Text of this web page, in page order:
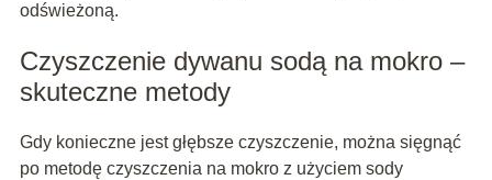
odświeżoną.
Czyszczenie dywanu sodą na mokro –
skuteczne metody
Gdy konieczne jest głębsze czyszczenie, można sięgnąć
po metodę czyszczenia na mokro z użyciem sody